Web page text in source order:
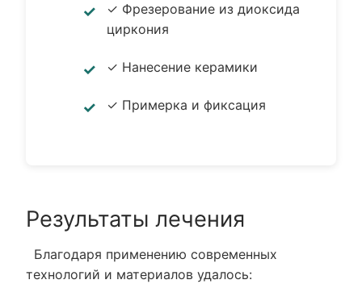
✓ Фрезерование из диоксида
циркония
✓ Нанесение керамики
✓ Примерка и фиксация
Результаты лечения
Благодаря применению современных
технологий и материалов удалось: